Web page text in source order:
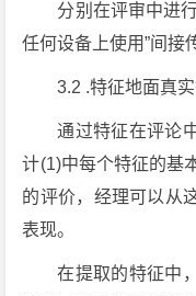
分别在评审中进
任何设备上使用”间接
3.2 .特征地面真
通过特征在评论
计(1)中每个特征的基
的评价，经理可以从
表现。
在提取的特征中